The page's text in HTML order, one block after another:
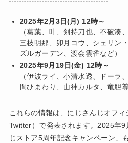
2025年2月3日(月) 12時～
（葛葉、叶、剣持刀也、不破湊
三枝明那、卯月コウ、シェリン
ズルガーデン、渡会雲雀など）
2025年9月19日(金) 12時～
（伊波ライ、小清水透、ドーラ
間ひまわり、山神カルタ、竜胆
これらの情報は、にじさんじオフ
Twitter）で発表されます。2025年
じストア5周年記念キャンペーン」